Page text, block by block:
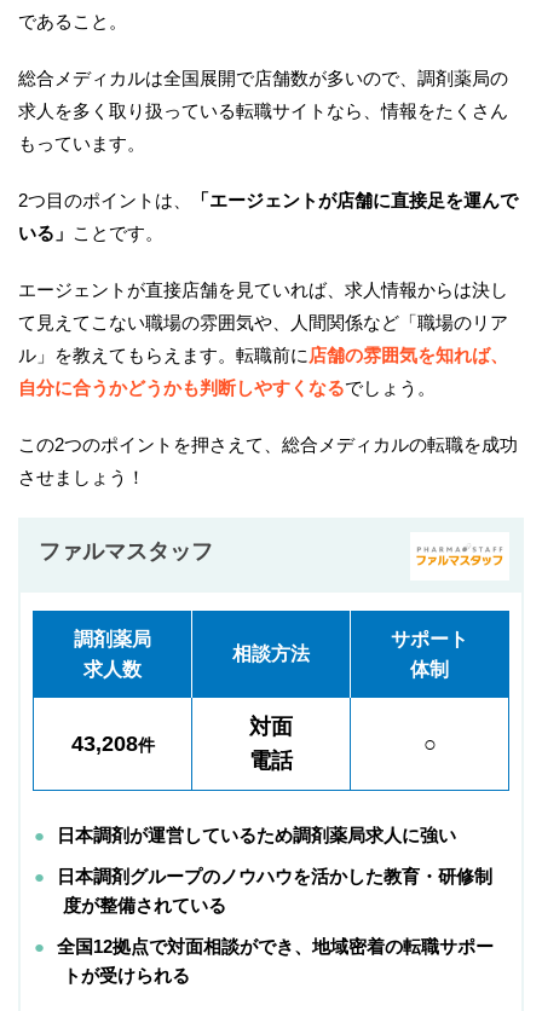
であること。
総合メディカルは全国展開で店舗数が多いので、調剤薬局の
求人を多く取り扱っている転職サイトなら、情報をたくさん
もっています。
2つ目のポイントは、
「エージェントが店舗に直接足を運んで
いる」 ことです。
エージェントが直接店舗を見ていれば、求人情報からは決し
て見えてこない職場の雰囲気や、人間関係など「職場のリア
ル」を教えてもらえます。転職前に 店舗の雰囲気を知れば、
自分に合うかどうかも判断しやすくなるでしょう。
この2つのポイントを押さえて、総合メディカルの転職を成功
させましょう！
ファルマスタッフ
調剤薬局
求人数
相談方法
サポート
体制
43,208件
対面
電話
○
日本調剤が運営しているため調剤薬局求人に強い
日本調剤グループのノウハウを活かした教育・研修制
度が整備されている
全国12拠点で対面相談ができ、地域密着の転職サポー
トが受けられる